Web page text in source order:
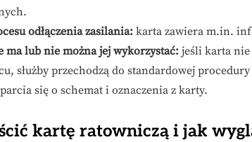
odłączenia zasilania: karta zawiera m.in.
ma lub nie można jej wykorzystać: jeśli karta nie
służby przechodzą do standardowej
się o schemat i oznaczenia z karty.
kartę ratowniczą i jak